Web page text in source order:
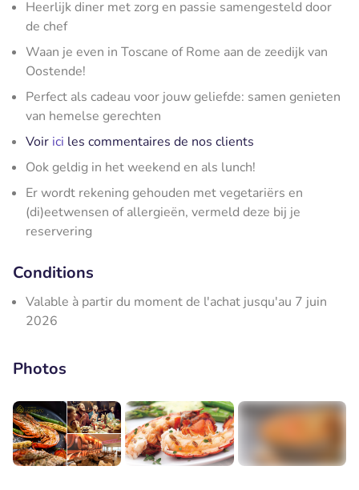
Heerlijk diner met zorg en passie samengesteld door
de chef
Waan je even in Toscane of Rome aan de zeedijk van
Oostende!
Perfect als cadeau voor jouw geliefde: samen genieten
van hemelse gerechten
Voir ici les commentaires de nos clients
Ook geldig in het weekend en als lunch!
Er wordt rekening gehouden met vegetariërs en
(di)eetwensen of allergieën, vermeld deze bij je
reservering
Conditions
Valable à partir du moment de l'achat jusqu'au 7 juin
2026
Photos